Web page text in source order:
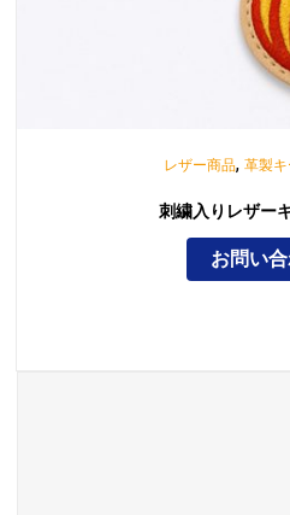
レザー商品, 革製
刺繍入りレザー
お問い